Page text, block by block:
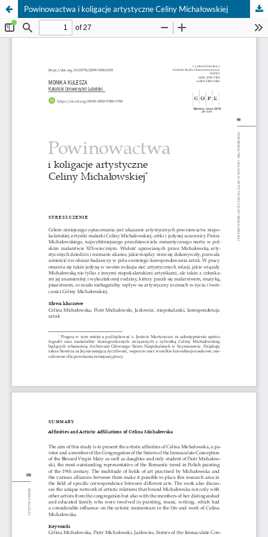
Powinowactwa i koligacje artystyczne Celiny Michałowskiej